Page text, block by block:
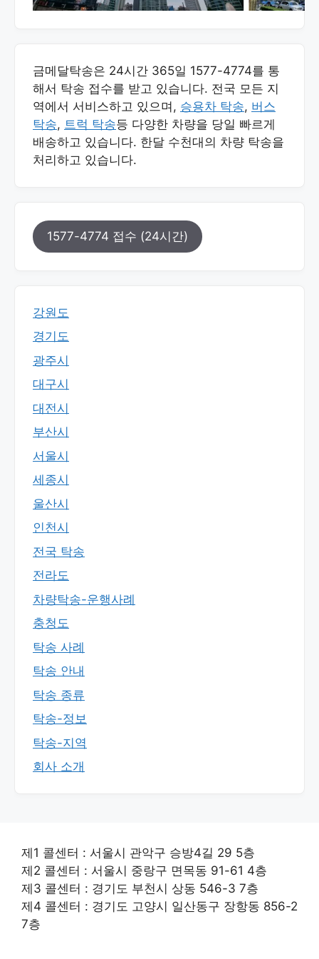
금메달탁송은 24시간 365일 1577-4774를 통
해서 탁송 접수를 받고 있습니다. 전국 모든 지
역에서 서비스하고 있으며, 승용차 탁송, 버스
탁송, 트럭 탁송등 다양한 차량을 당일 빠르게
배송하고 있습니다. 한달 수천대의 차량 탁송을
처리하고 있습니다.
1577-4774 접수 (24시간)
강원도
경기도
광주시
대구시
대전시
부산시
서울시
세종시
울산시
인천시
전국 탁송
전라도
차량탁송-운행사례
충청도
탁송 사례
탁송 안내
탁송 종류
탁송-정보
탁송-지역
회사 소개
제1 콜센터 : 서울시 관악구 승방4길 29 5층
제2 콜센터 : 서울시 중랑구 면목동 91-61 4층
제3 콜센터 : 경기도 부천시 상동 546-3 7층
제4 콜센터 : 경기도 고양시 일산동구 장항동 856-2
7층